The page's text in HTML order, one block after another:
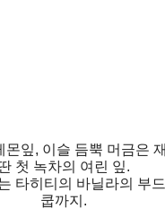
잎, 이슬 듬뿍 머금은
첫 녹차의 여린 잎.
타히티의 바닐라의 부
쿱까지.